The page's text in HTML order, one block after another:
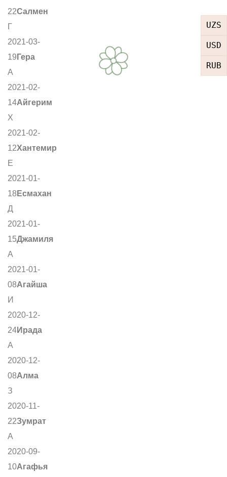
UZS
USD
RUB
22Салмен
Г
2021-03-
19 Гера
А
2021-02-
14Айгерим
Х
2021-02-
12Хантемир
Е
2021-01-
18 Есмахан
Д
2021-01-
15Джамиля
А
2021-01-
08Агайша
И
2020-12-
24Ирада
А
2020-12-
08Алма
З
2020-11-
22Зумрат
А
2020-09-
10Агафья